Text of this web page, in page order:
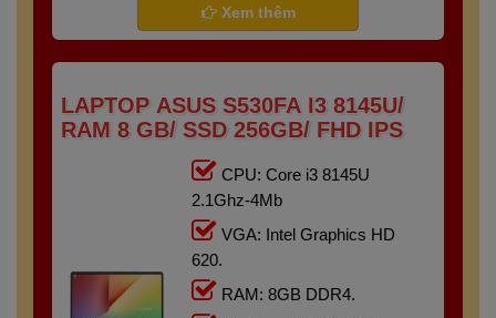
Xem thêm
LAPTOP ASUS S530FA I3 8145U/
RAM 8 GB/ SSD 256GB/ FHD IPS
CPU: Core i3 8145U
2.1Ghz-4Mb
VGA: Intel Graphics HD
620.
RAM: 8GB DDR4.